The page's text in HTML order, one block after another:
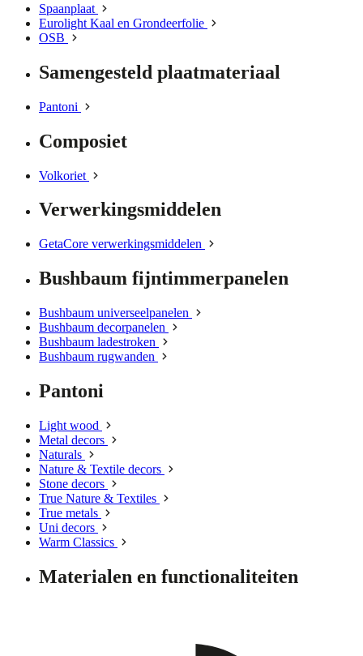
Spaanplaat
Eurolight Kaal en Grondeerfolie
OSB
Samengesteld plaatmateriaal
Pantoni
Composiet
Volkoriet
Verwerkingsmiddelen
GetaCore verwerkingsmiddelen
Bushbaum fijntimmerpanelen
Bushbaum universeelpanelen
Bushbaum decorpanelen
Bushbaum ladestroken
Bushbaum rugwanden
Pantoni
Light wood
Metal decors
Naturals
Nature & Textile decors
Stone decors
True Nature & Textiles
True metals
Uni decors
Warm Classics
Materialen en functionaliteiten